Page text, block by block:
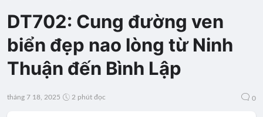
DT702: Cung đường ven
biển đẹp nao lòng từ Ninh
Thuận đến Bình Lập
tháng 7 18, 2025 2 phút đọc 0